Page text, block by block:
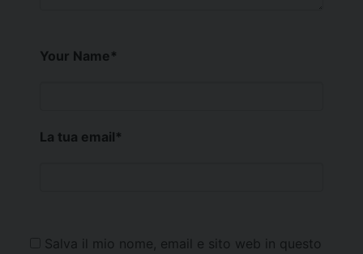
Your Name*
La tua email*
Salva il mio nome, email e sito web in questo